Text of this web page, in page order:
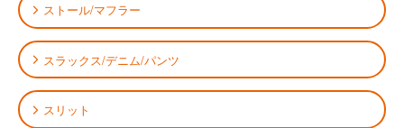
ストール/マフラー
スラックス/デニム/パンツ
スリット